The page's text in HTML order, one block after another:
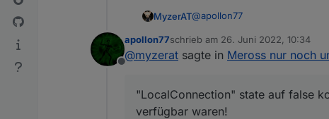
MyzerAT@apollon77
"LocalConnection" state auf
Offline
apollon77schrieb am 26. Juni 2022, 10:34
zuletzt editiert von
@myzerat sagte in Meross nur noch
"LocalConnection" state auf false
verfügbar waren!